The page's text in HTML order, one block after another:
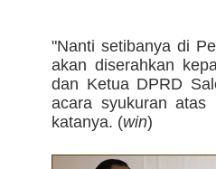
"Nanti setibanya di
akan diserahkan
dan Ketua DPRD
acara syukuran atas
katanya. (win)